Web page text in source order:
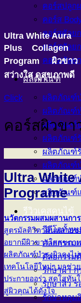
คอร์สปลูก
คอร์ส
คอร์สศัลย
คอร์สศัลย
คอร์สศัลย
ผลิตภัณฑ์
ผลิตภัณฑ์บ
ผลิตภัณฑ์
ผลิตภัณฑ์
ผลิตภัณฑ์
ผลิตภัณฑ์
ผลิตภัณฑ์บ
ผลิตภัณฑ์บ
ผลิตภัณฑ์
รีวิวเคสคนไข้
วีดีโอทั้งห
ศัลยกรรม
ศัลยกรรม
รักษาฝ้า ก
รักษาสิว ร
รักษาหลุม
Ultra White Aura
Plus Collagen
Program ผิวขาว
สว่างใส ดูสุขภาพดี
Click
คอร์สผิวขา
Ultra White
Programe
นวัตกรรมผสมผสานกา
สูตรมัลติวิตามินหลายช
อยากมีผิวขาวใสสุขภา
ผลิตภัณฑ์บำรุงผิวคงไม่
เทคโนโลยีใหม่ๆ มาช่ว
ประกายออร่า สดใสทัน
สู่ผิวคุณได้ดั่งใจ